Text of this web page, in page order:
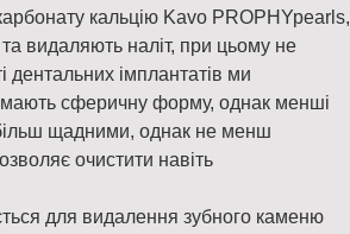
кальцію Kavo PROPHYpearls,
та видаляють наліт, при цьому не
дентальних імплантатів ми
сферичну форму, однак менші
більш щадними, однак не менш
очистити навіть
для видалення зубного каменю